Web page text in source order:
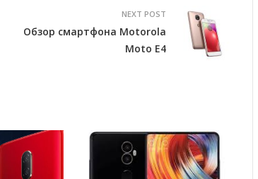
NEXT POST
Обзор смартфона Motorola
Moto E4